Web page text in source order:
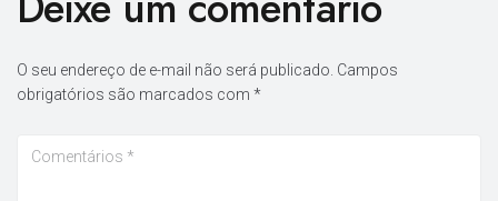
O seu endereço de e-mail não será publicado. Campos
obrigatórios são marcados com *